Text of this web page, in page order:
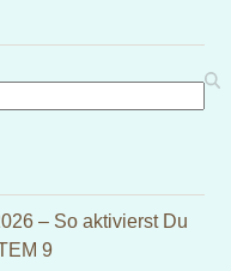
– So aktivierst Du
9